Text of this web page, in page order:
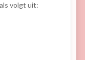
volgt uit: